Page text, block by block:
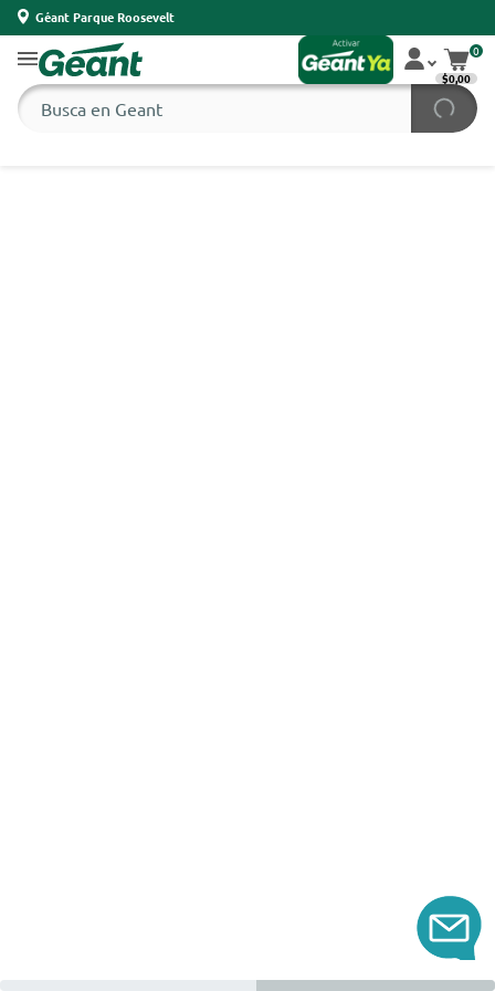
Géant Parque Roosevelt
0
$0,00